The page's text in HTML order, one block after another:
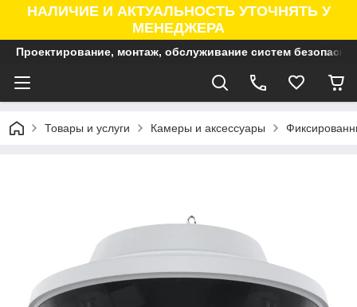
НАЛИЧИЕ И АКТУАЛЬНОСТЬ УТОЧНЯТЬ У
МЕНЕДЖЕРА
Проектирование, монтаж, обслуживание систем
Товары и услуги Камеры и аксессуары